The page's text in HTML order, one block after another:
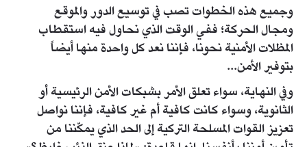
وجميع هذه الخطوات تصب في توسيع الدور والموقع
ومجال الحركة؛ ففي الوقت الذي نحاول فيه استقطاب
المظلات الأمنية نحونا، فإننا نعد كل واحدة منها أيضاً
بتوفير الأمن...
وفي النهاية، سواء تعلق الأمر بشبكات الأمن الرئيسية أو
الثانوية، وسواء كانت كافية أم غير كافية، فإننا نواصل
تعزيز القوات المسلحة التركية إلى الحد الذي يمكّننا من